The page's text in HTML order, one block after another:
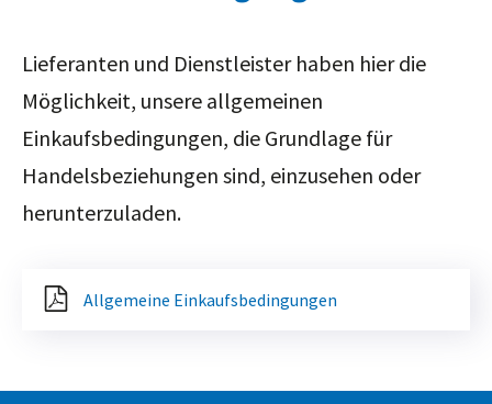
Lieferanten und Dienstleister haben hier die
Möglichkeit, unsere allgemeinen
Einkaufsbedingungen, die Grundlage für
Handelsbeziehungen sind, einzusehen oder
herunterzuladen.
Allgemeine Einkaufsbedingungen